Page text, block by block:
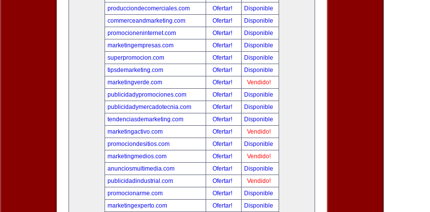
producciondecomerciales.com
Ofertar!
Disponible
commerceandmarketing.com
Ofertar!
Disponible
promocioneninternet.com
Ofertar!
Disponible
marketingempresas.com
Ofertar!
Disponible
superpromocion.com
Ofertar!
Disponible
tipsdemarketing.com
Ofertar!
Disponible
marketingverde.com
Ofertar!
Vendido!
publicidadypromociones.com
Ofertar!
Disponible
publicidadymercadotecnia.com
Ofertar!
Disponible
tendenciasdemarketing.com
Ofertar!
Disponible
marketingactivo.com
Ofertar!
Vendido!
promociondesitios.com
Ofertar!
Disponible
marketingmedios.com
Ofertar!
Vendido!
anunciosmultimedia.com
Ofertar!
Disponible
publicidadindustrial.com
Ofertar!
Vendido!
promocionarme.com
Ofertar!
Disponible
marketingexperto.com
Ofertar!
Disponible